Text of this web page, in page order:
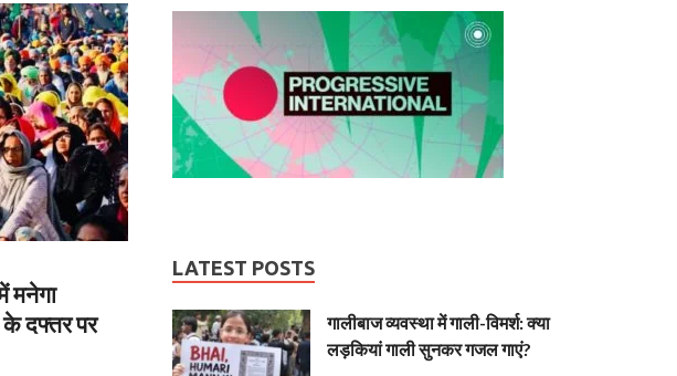
मनेगा
के दफ्तर पर
LATEST POSTS
गालीबाज व्‍यवस्‍था में गाली-विमर्श: क्या
लड़कियां गाली सुनकर गजल गाएं?